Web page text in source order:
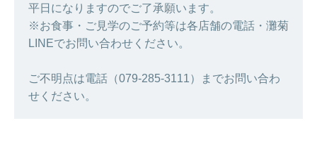
平日になりますのでご了承願います。
※お食事・ご見学のご予約等は各店舗の電話・灘菊
LINEでお問い合わせください。
ご不明点は電話（079-285-3111）までお問い合わ
せください。